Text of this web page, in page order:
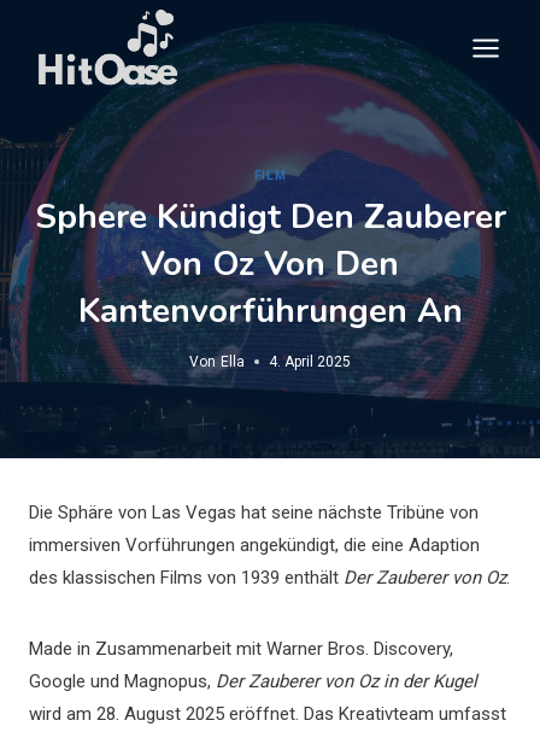
springen
FILM
Sphere Kündigt Den Zauberer
Von Oz Von Den
Kantenvorführungen An
Von Ella 4. April 2025
Die Sphäre von Las Vegas hat seine nächste Tribüne von
immersiven Vorführungen angekündigt, die eine Adaption
des klassischen Films von 1939 enthält Der Zauberer von Oz.
Made in Zusammenarbeit mit Warner Bros. Discovery,
Google und Magnopus, Der Zauberer von Oz in der Kugel
wird am 28. August 2025 eröffnet. Das Kreativteam umfasst